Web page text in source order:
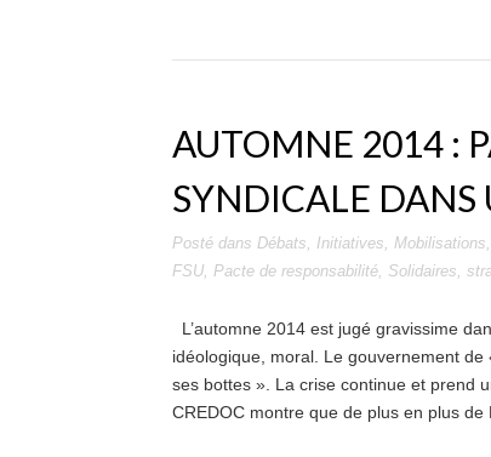
AUTOMNE 2014 :
SYNDICALE DANS
Posté dans Débats, Initiatives, Mobilisations,
FSU, Pacte de responsabilité, Solidaires,
L’automne 2014 est jugé gravissime
idéologique, moral. Le gouvernement
ses bottes ». La crise continue et prend
CREDOC montre que de plus en plus